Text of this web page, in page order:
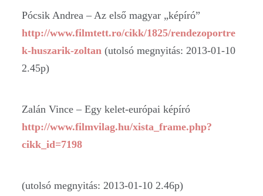
Pócsik Andrea – Az első magyar „képíró”
http://www.filmtett.ro/cikk/1825/rendezoportre
k-huszarik-zoltan (utolsó megnyitás: 2013-01-10
2.45p)
Zalán Vince – Egy kelet-európai képíró
http://www.filmvilag.hu/xista_frame.php?
cikk_id=7198
(utolsó megnyitás: 2013-01-10 2.46p)